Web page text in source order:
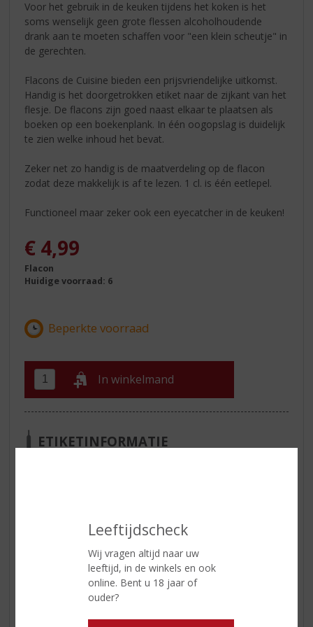
Leeftijdscheck
Wij vragen altijd naar uw
leeftijd, in de winkels en ook
online. Bent u 18 jaar of
ouder?
Voor het gebruik in de keuken tijdens het koken is het
soms wenselijk geen grote flessen alcoholhoudende
drank aan te moeten schaffen voor "een klein scheutje" in
de gerechten.
Flacons de Cuisine bieden een prijsvriendelijke uitkomst.
Handig is het doorgetrokken etiket naar de zijkant van het
flesje. De flacons zijn goed naast elkaar te plaatsen als
boeken op een boekenplank. In één oogopslag is duidelijk
te zien welke inhoud het bevat.
Zeker net zo handig is de maatverdeling op de flacon
zodat deze makkelijk is af te lezen. 1 cl. is één eetlepel.
Functioneel maar zeker ook een eyecatcher in de keuken!
€ 4,99
Flacon
Huidige voorraad: 6
In winkelmand
ETIKETINFORMATIE
Reviews
Schrijf een review